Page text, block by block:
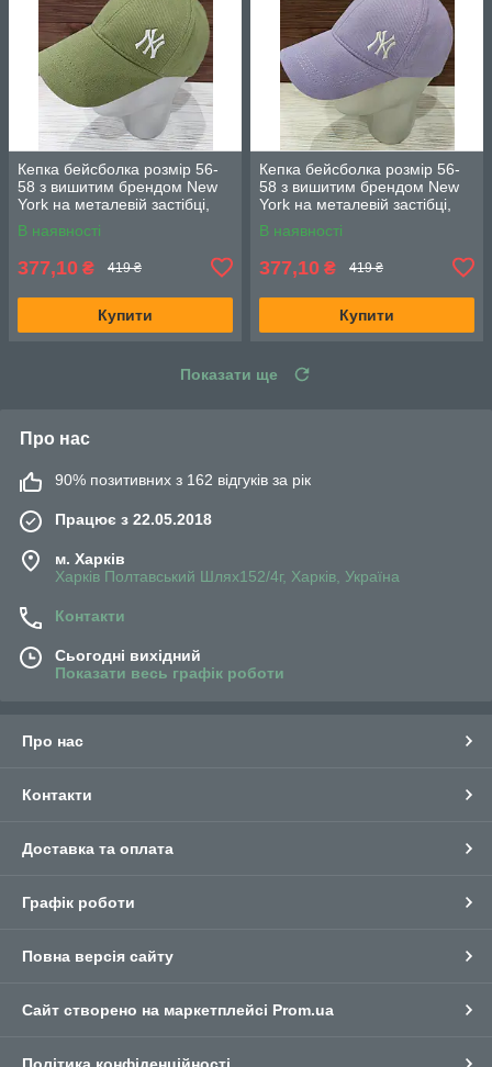
Кепка бейсболка розмір 56-
58 з вишитим брендом New
York на металевій застібці,
Оливкова
В наявності
377,10 ₴ 419 ₴
Купити
Кепка бейсболка розмір 56-
58 з вишитим брендом New
York на металевій застібці,
Лаванда
В наявності
377,10 ₴ 419 ₴
Купити
Показати ще
Про нас
90% позитивних з 162 відгуків за рік
Працює з 22.05.2018
м. Харків
Харків Полтавський Шлях152/4г, Харків, Україна
Контакти
Сьогодні вихідний
Показати весь графік роботи
Про нас
Контакти
Доставка та оплата
Графік роботи
Повна версія сайту
Сайт створено на маркетплейсі Prom.ua